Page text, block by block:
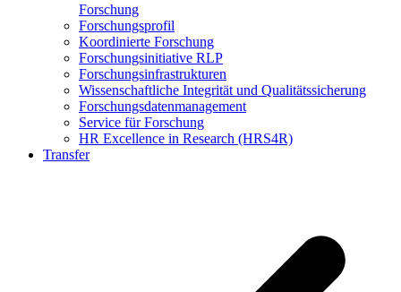
Forschung
Forschungsprofil
Koordinierte Forschung
Forschungsinitiative RLP
Forschungsinfrastrukturen
Wissenschaftliche Integrität und Qualitätssicherung
Forschungsdatenmanagement
Service für Forschung
HR Excellence in Research (HRS4R)
Transfer